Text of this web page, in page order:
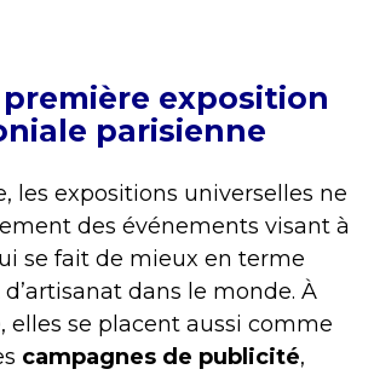
première exposition
parisienne
les expositions universelles ne
des événements visant à
se fait de mieux en terme
dans le monde. À
elles se placent aussi comme
campagnes de publicité,